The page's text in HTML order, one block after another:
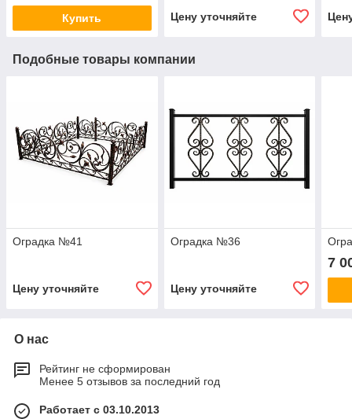
Купить Цену уточняйте
Подобные товары компании
Оградка №41
Цену уточняйте
Оградка №36
Цену уточняйте
7
О нас
Рейтинг не сформирован
Менее 5 отзывов за последний год
Работает с 03.10.2013